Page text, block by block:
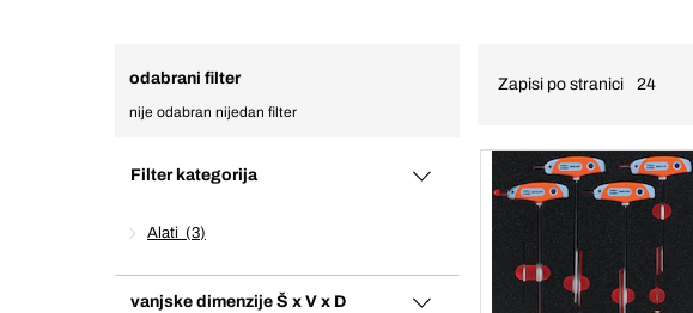
odabrani filter
nije odabran nijedan filter
Filter kategorija
Alati 3
vanjske dimenzije Š x V x D
Zapisi po stranici 24